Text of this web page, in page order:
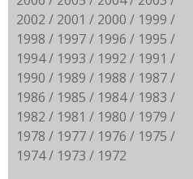
2002
2001 2000
1999
1998
1997 1996
1995
1994
1993 1992
1991
1990
1989 1988
1987
1986
1985 1984
1983
1982
1981 1980
1979
1978
1977 1976
1975
1974
1973 1972